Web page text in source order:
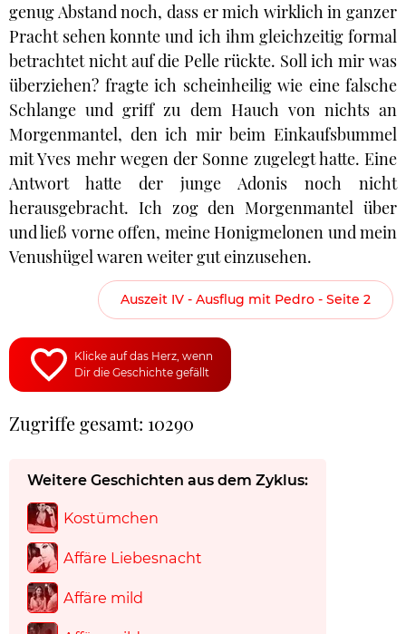
genug Abstand noch, dass er mich wirklich in ganzer
Pracht sehen konnte und ich ihm gleichzeitig formal
betrachtet nicht auf die Pelle rückte. Soll ich mir was
überziehen? fragte ich scheinheilig wie eine falsche
Schlange und griff zu dem Hauch von nichts an
Morgenmantel, den ich mir beim Einkaufsbummel
mit Yves mehr wegen der Sonne zugelegt hatte. Eine
Antwort hatte der junge Adonis noch nicht
herausgebracht. Ich zog den Morgenmantel über
und ließ vorne offen, meine Honigmelonen und mein
Venushügel waren weiter gut einzusehen.
Auszeit IV - Ausflug mit Pedro - Seite 2
Klicke auf das Herz, wenn
Dir die Geschichte gefällt
Zugriffe gesamt: 10290
Weitere Geschichten aus dem Zyklus:
Kostümchen
Affäre Liebesnacht
Affäre mild